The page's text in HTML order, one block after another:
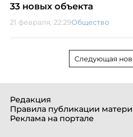
33 новых объекта
21 февраля, 22:29Общество
Следующая
Редакция
Правила публикации
Реклама на портале